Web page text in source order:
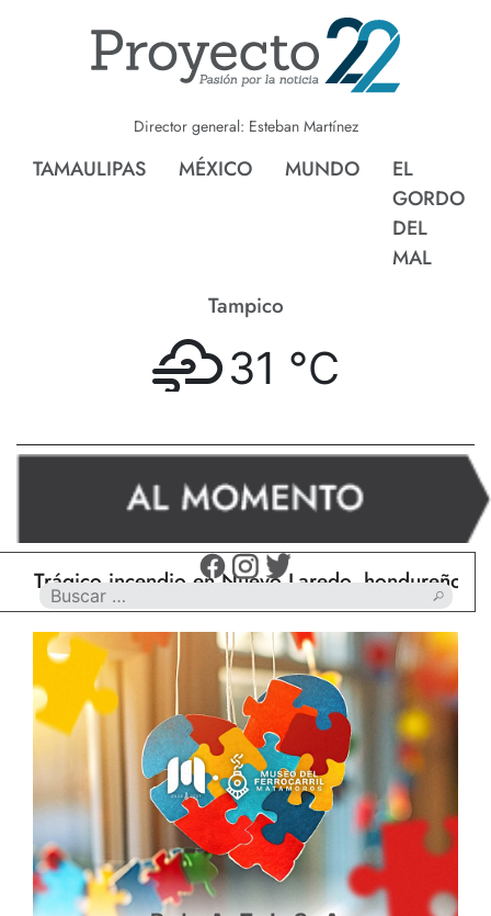
Director general: Esteban Martínez
TAMAULIPAS MÉXICO MUNDO
EL
GORDO
DEL
MAL
Tampico
31 °C
incendio en Nuevo Laredo, hondureño muere